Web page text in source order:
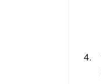
4.